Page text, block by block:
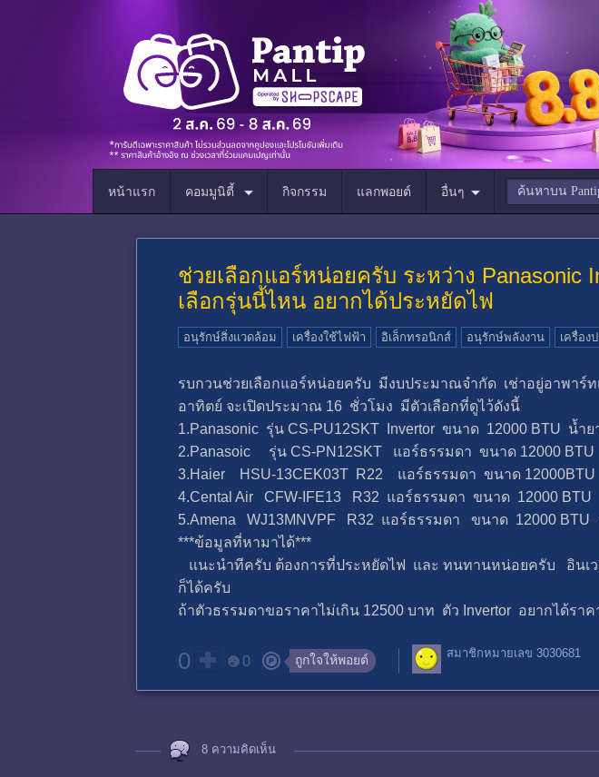
หน้าแรก คอมมูนิตี้ กิจกรรม แลกพอยต์ อื่นๆ
ช่วยเลือกแอร์หน่อยครับ ระหว่าง Panasonic
เลือกรุ่นนี้ไหน อยากได้ประหยัดไฟ
อนุรักษ์สิ่งแวดล้อม เครื่องใช้ไฟฟ้า อิเล็กทรอนิกส์ อนุรักษ์พลังงาน เครื่อง
รบกวนช่วยเลือกแอร์หน่อยครับ มีงบประมาณจำกัด เช่าอยู่อาพา
อาทิตย์ จะเปิดประมาณ 16 ชั่วโมง มีตัวเลือกที่ดูไว้ดังนี้
1.Panasonic รุ่น CS-PU12SKT Invertor ขนาด 12000 BTU น้ำ
2.Panasoic รุ่น CS-PN12SKT แอร์ธรรมดา ขนาด 12000
3.Haier HSU-13CEK03T R22 แอร์ธรรมดา ขนาด
4.Cental Air CFW-IFE13 R32 แอร์ธรรมดา ขนาด 12000
5.Amena WJ13MNVPF R32 แอร์ธรรมดา ขนาด 12000
***ข้อมูลที่หามาได้***
แนะนำทีครับ ต้องการที่ประหยัดไฟ และ ทนทานหน่อยครับ อินเ
ก็ได้ครับ
ถ้าตัวธรรมดาขอราคาไม่เกิน 12500 บาท ตัว Invertor อยากได้รา
0 0 ถูกใจให้พอยต์ สมาชิกหมายเลข 3030681
8 ความคิดเห็น